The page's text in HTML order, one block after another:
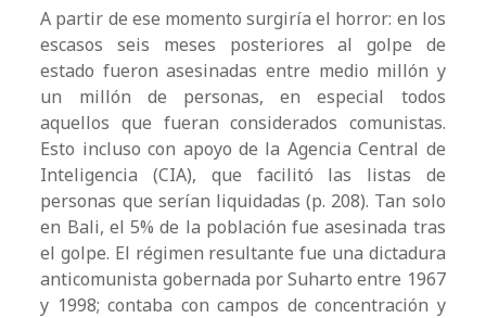
A partir de ese momento surgiría el horror: en los
escasos seis meses posteriores al golpe de
estado fueron asesinadas entre medio millón y
un millón de personas, en especial todos
aquellos que fueran considerados comunistas.
Esto incluso con apoyo de la Agencia Central de
Inteligencia (CIA), que facilitó las listas de
personas que serían liquidadas (p. 208). Tan solo
en Bali, el 5% de la población fue asesinada tras
el golpe. El régimen resultante fue una dictadura
anticomunista gobernada por Suharto entre 1967
y 1998; contaba con campos de concentración y